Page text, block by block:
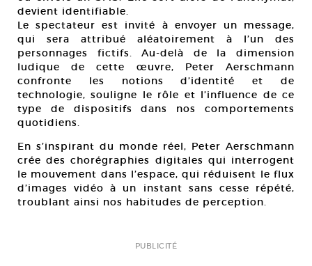
devient identifiable.
Le spectateur est invité à envoyer un message,
qui sera attribué aléatoirement à l’un des
personnages fictifs. Au-delà de la dimension
ludique de cette œuvre, Peter Aerschmann
confronte les notions d’identité et de
technologie, souligne le rôle et l’influence de ce
type de dispositifs dans nos comportements
quotidiens.
En s’inspirant du monde réel, Peter Aerschmann
crée des chorégraphies digitales qui interrogent
le mouvement dans l’espace, qui réduisent le flux
d’images vidéo à un instant sans cesse répété,
troublant ainsi nos habitudes de perception.
PUBLICITÉ